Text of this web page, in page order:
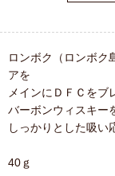
ロンボク（ロンボク
アを
メインにＤＦＣをブ
バーボンウィスキー
しっかりとした吸い
40ｇ